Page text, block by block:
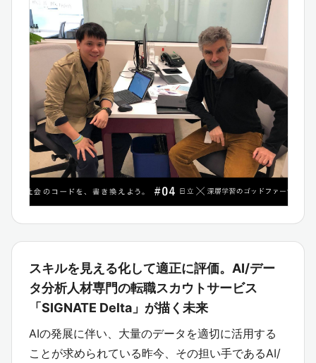
スキルを見える化して適正に評価。AI/デー
タ分析人材専門の転職スカウトサービス
「SIGNATE Delta」が描く未来
AIの発展に伴い、大量のデータを適切に活用する
ことが求められている昨今、その担い手であるAI/